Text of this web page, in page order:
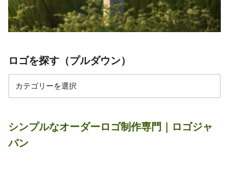
ロゴを探す（プルダウン）
シンプルなオーダーロゴ制作専門｜ロゴジャ
パン